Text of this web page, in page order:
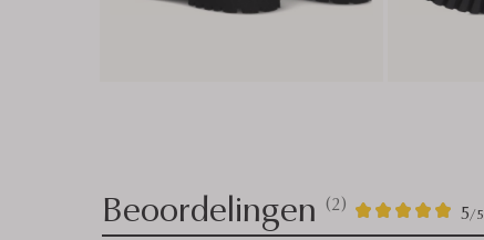
Beoordelingen (2) 5/5
2
5